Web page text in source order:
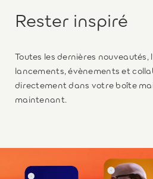
Rester inspiré
Toutes les dernières nouveautés,
lancements, évènements et
directement dans votre boîte
maintenant.